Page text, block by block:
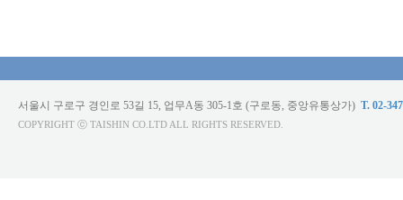
서울시 구로구 경인로 53길 15, 업무A동 305-1호 (구로동, 중앙유통상가) T. 02-
COPYRIGHT ⓒ TAISHIN CO.LTD ALL RIGHTS RESERVED.